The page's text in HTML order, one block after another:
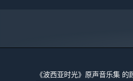
《波西亚时光》原声音乐集 的